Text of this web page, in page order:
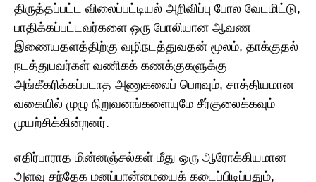
திருத்தப்பட்ட விலைப்பட்டியல் அறிவிப்பு போல வேடமிட்டு,
பாதிக்கப்பட்டவர்களை ஒரு போலியான ஆவண
இணையதளத்திற்கு வழிநடத்துவதன் மூலம், தாக்குதல்
நடத்துபவர்கள் வணிகக் கணக்குகளுக்கு
அங்கீகரிக்கப்படாத அணுகலைப் பெறவும், சாத்தியமான
வகையில் முழு நிறுவனங்களையுமே சீர்குலைக்கவும்
முயற்சிக்கின்றனர்.
எதிர்பாராத மின்னஞ்சல்கள் மீது ஒரு ஆரோக்கியமான
அளவு சந்தேக மனப்பான்மையைக் கடைப்பிடிப்பதும்,